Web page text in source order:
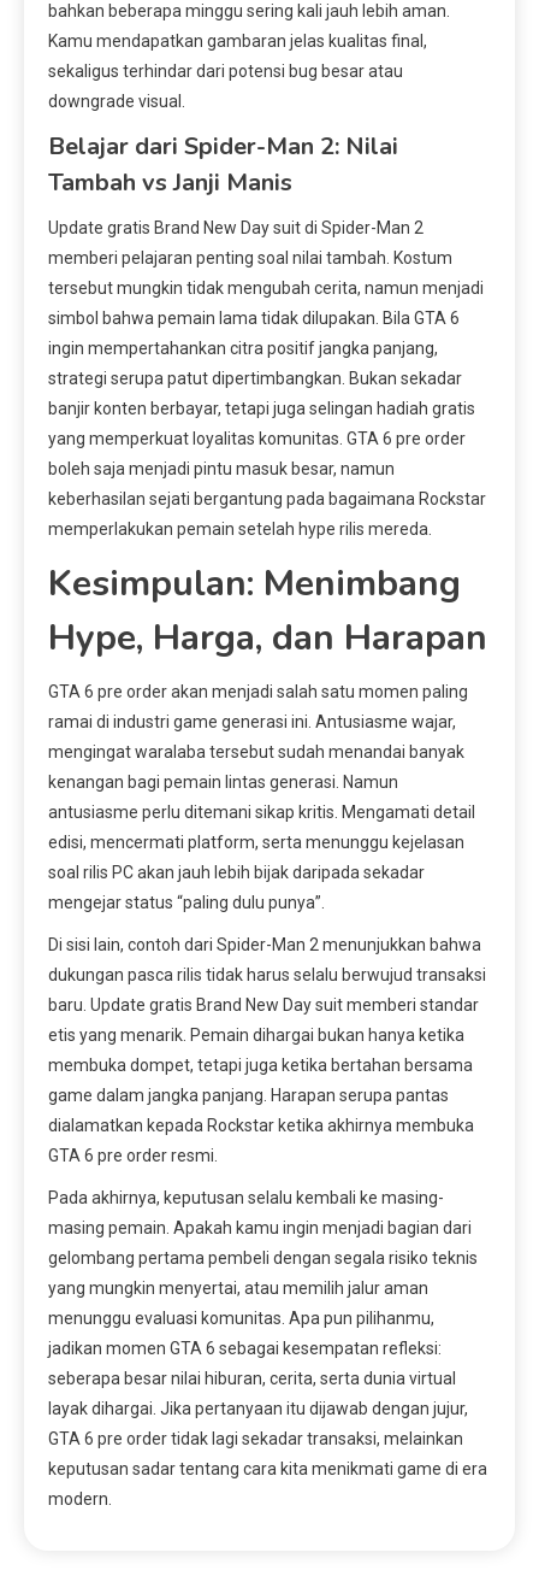
bahkan beberapa minggu sering kali jauh lebih aman.
Kamu mendapatkan gambaran jelas kualitas final,
sekaligus terhindar dari potensi bug besar atau
downgrade visual.
Belajar dari Spider-Man 2: Nilai
Tambah vs Janji Manis
Update gratis Brand New Day suit di Spider-Man 2
memberi pelajaran penting soal nilai tambah. Kostum
tersebut mungkin tidak mengubah cerita, namun menjadi
simbol bahwa pemain lama tidak dilupakan. Bila GTA 6
ingin mempertahankan citra positif jangka panjang,
strategi serupa patut dipertimbangkan. Bukan sekadar
banjir konten berbayar, tetapi juga selingan hadiah gratis
yang memperkuat loyalitas komunitas. GTA 6 pre order
boleh saja menjadi pintu masuk besar, namun
keberhasilan sejati bergantung pada bagaimana Rockstar
memperlakukan pemain setelah hype rilis mereda.
Kesimpulan: Menimbang
Hype, Harga, dan Harapan
GTA 6 pre order akan menjadi salah satu momen paling
ramai di industri game generasi ini. Antusiasme wajar,
mengingat waralaba tersebut sudah menandai banyak
kenangan bagi pemain lintas generasi. Namun
antusiasme perlu ditemani sikap kritis. Mengamati detail
edisi, mencermati platform, serta menunggu kejelasan
soal rilis PC akan jauh lebih bijak daripada sekadar
mengejar status “paling dulu punya”.
Di sisi lain, contoh dari Spider-Man 2 menunjukkan bahwa
dukungan pasca rilis tidak harus selalu berwujud transaksi
baru. Update gratis Brand New Day suit memberi standar
etis yang menarik. Pemain dihargai bukan hanya ketika
membuka dompet, tetapi juga ketika bertahan bersama
game dalam jangka panjang. Harapan serupa pantas
dialamatkan kepada Rockstar ketika akhirnya membuka
GTA 6 pre order resmi.
Pada akhirnya, keputusan selalu kembali ke masing-
masing pemain. Apakah kamu ingin menjadi bagian dari
gelombang pertama pembeli dengan segala risiko teknis
yang mungkin menyertai, atau memilih jalur aman
menunggu evaluasi komunitas. Apa pun pilihanmu,
jadikan momen GTA 6 sebagai kesempatan refleksi:
seberapa besar nilai hiburan, cerita, serta dunia virtual
layak dihargai. Jika pertanyaan itu dijawab dengan jujur,
GTA 6 pre order tidak lagi sekadar transaksi, melainkan
keputusan sadar tentang cara kita menikmati game di era
modern.